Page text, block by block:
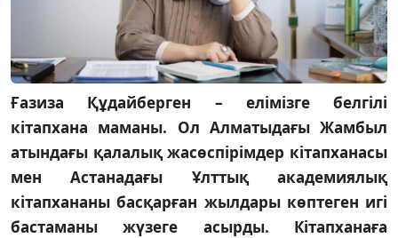
Ғазиза Құдайберген – елімізге белгілі
кітапхана маманы. Ол Алматыдағы Жамбыл
атындағы қалалық жасөспірімдер кітапханасы
мен Астанадағы Ұлттық академиялық
кітапхананы басқарған жылдары көптеген игі
бастаманы жүзеге асырды. Кітапханаға